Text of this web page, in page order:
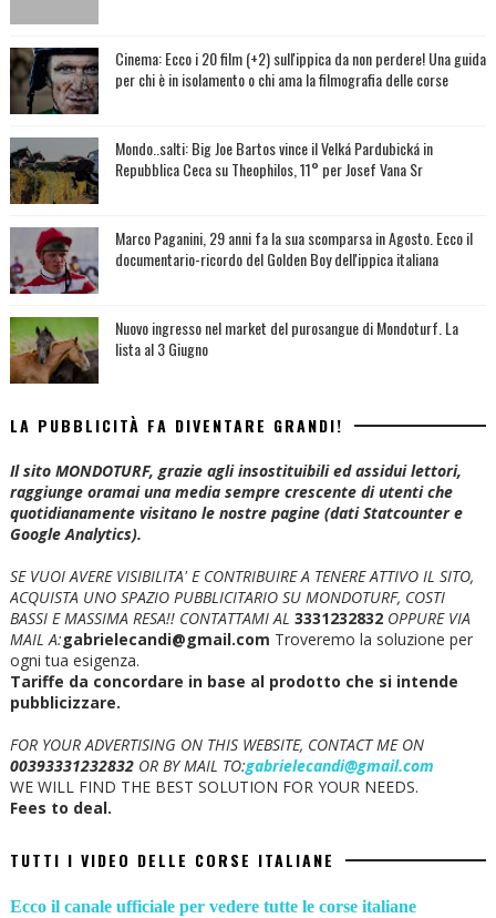
Cinema: Ecco i 20 film (+2) sull'ippica da non perdere! Una guida
per chi è in isolamento o chi ama la filmografia delle corse
Mondo..salti: Big Joe Bartos vince il Velká Pardubická in
Repubblica Ceca su Theophilos, 11° per Josef Vana Sr
Marco Paganini, 29 anni fa la sua scomparsa in Agosto. Ecco il
documentario-ricordo del Golden Boy dell'ippica italiana
Nuovo ingresso nel market del purosangue di Mondoturf. La
lista al 3 Giugno
LA PUBBLICITÀ FA DIVENTARE GRANDI!
Il sito MONDOTURF, grazie agli insostituibili ed assidui lettori,
raggiunge oramai una media sempre crescente di utenti che
quotidianamente visitano le nostre pagine (dati Statcounter e
Google Analytics).
SE VUOI AVERE VISIBILITA' E CONTRIBUIRE A TENERE ATTIVO IL SITO,
ACQUISTA UNO SPAZIO PUBBLICITARIO SU MONDOTURF, COSTI
BASSI E MASSIMA RESA!! CONTATTAMI AL 3331232832 OPPURE VIA
MAIL A:gabrielecandi@gmail.com Troveremo la soluzione per
ogni tua esigenza.
Tariffe da concordare in base al prodotto che si intende
pubblicizzare.
FOR YOUR ADVERTISING ON THIS WEBSITE, CONTACT ME ON
00393331232832OR BY MAIL TO:gabrielecandi@gmail.com
WE WILL FIND THE BEST SOLUTION FOR YOUR NEEDS.
Fees to deal.
TUTTI I VIDEO DELLE CORSE ITALIANE
Ecco il canale ufficiale per vedere tutte le corse italiane